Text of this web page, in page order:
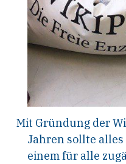
Mit Gründung der
Jahren sollte
einem für alle